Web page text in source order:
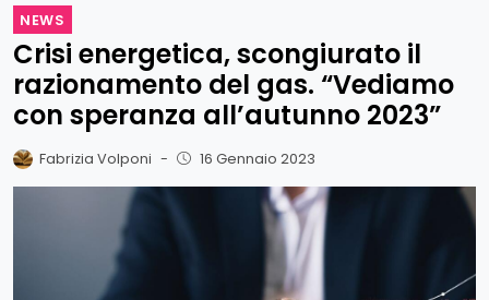
NEWS
Crisi energetica, scongiurato il
razionamento del gas. “Vediamo
con speranza all’autunno 2023”
Fabrizia Volponi - 16 Gennaio 2023